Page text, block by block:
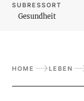
SUBRESSORT
Gesundheit
HOME LEBEN